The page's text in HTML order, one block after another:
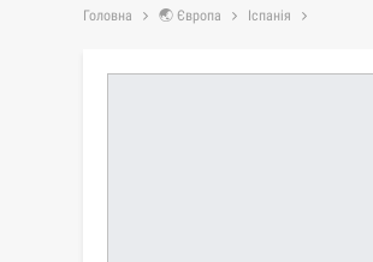
Головна 🌏 Європа Іспанія